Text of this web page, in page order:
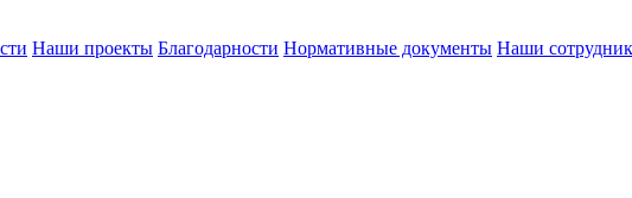
Наши проекты Благодарности Нормативные документы Наши